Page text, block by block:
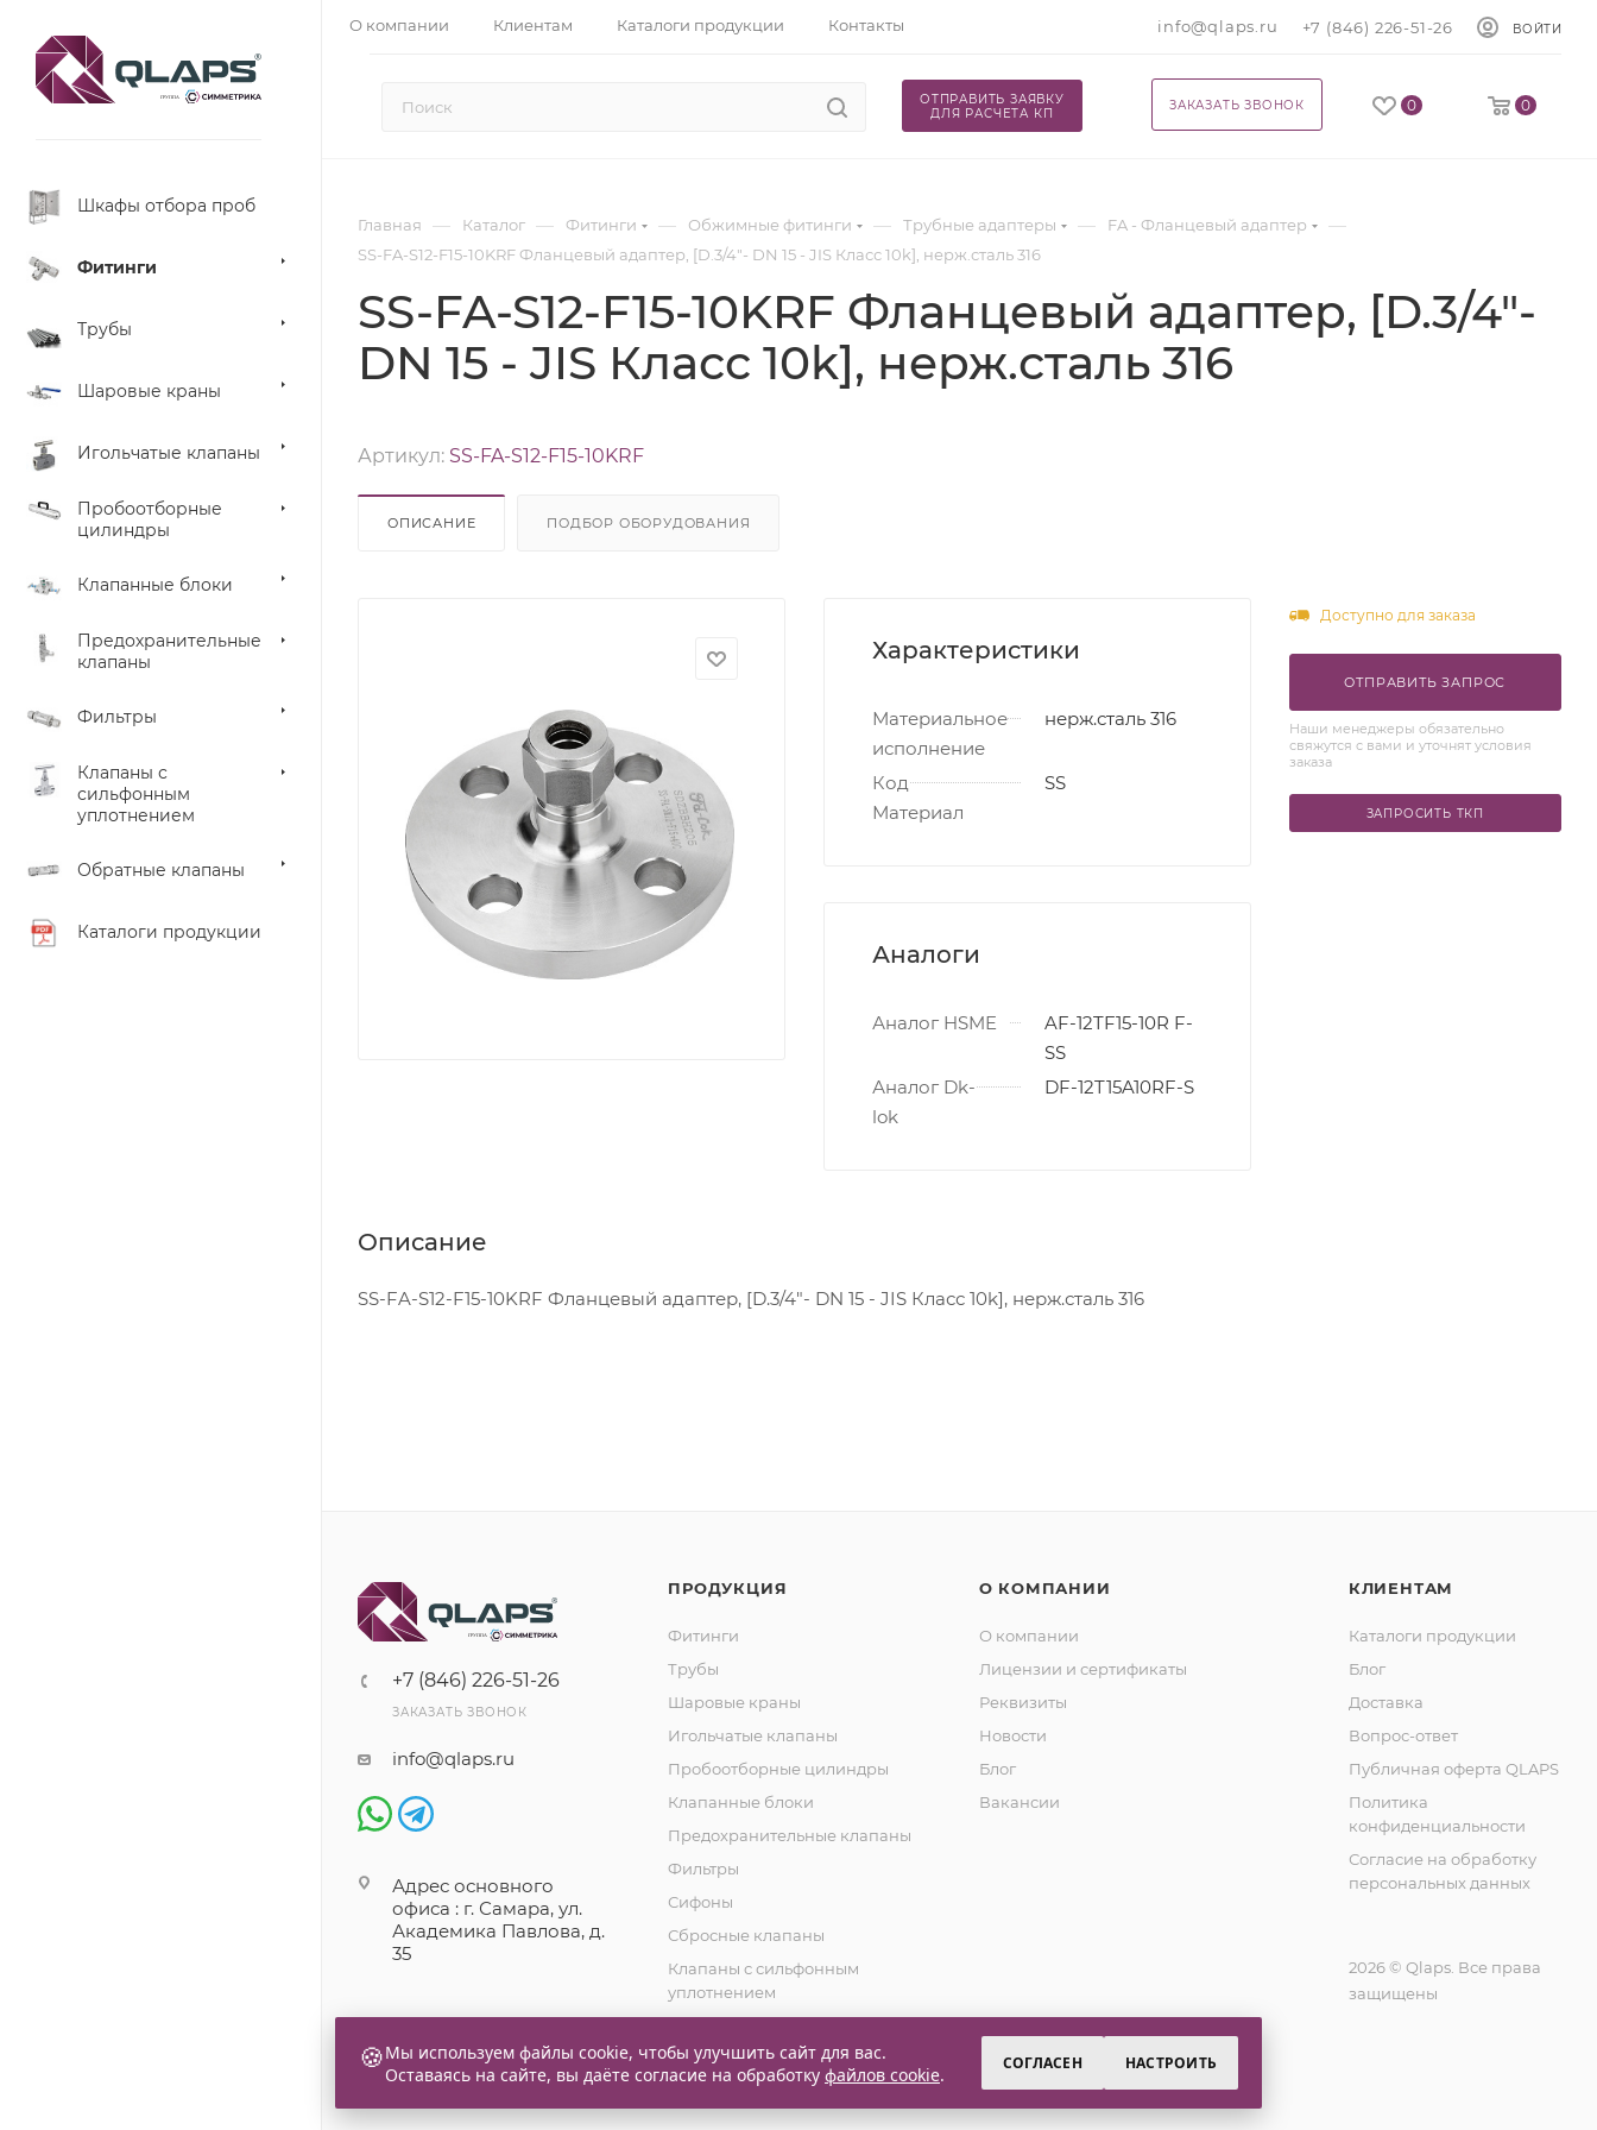
О компании Клиентам Каталоги продукции Контакты info@qlaps.ru +7 (846) 226-51-26 ВОЙТИ
0 0
ЗАКАЗАТЬ ЗВОНОК
ОТПРАВИТЬ ЗАЯВКУ
ДЛЯ РАСЧЕТА КП
Шкафы отбора проб
Фитинги
Трубы
Шаровые краны
Игольчатые клапаны
Пробоотборные
цилиндры
Клапанные блоки
Предохранительные
клапаны
Фильтры
Клапаны с
сильфонным
уплотнением
Обратные клапаны
Каталоги продукции
Главная — Каталог — Фитинги — Обжимные фитинги — Трубные адаптеры — FA - Фланцевый адаптер —
SS-FA-S12-F15-10KRF Фланцевый адаптер, [D.3/4"- DN 15 - JIS Класс 10k], нерж.сталь 316
SS-FA-S12-F15-10KRF Фланцевый адаптер, [D.3/4"-
DN 15 - JIS Класс 10k], нерж.сталь 316
Артикул: SS-FA-S12-F15-10KRF
ОПИСАНИЕ ПОДБОР ОБОРУДОВАНИЯ
Характеристики
Материальное
исполнение
нерж.сталь 316
Код
Материал
SS
Аналоги
Аналог HSME
AF-12TF15-10R F-
SS
Аналог Dk-
lok
DF-12T15A10RF-S
Описание
SS-FA-S12-F15-10KRF Фланцевый адаптер, [D.3/4"- DN 15 - JIS Класс 10k], нерж.сталь 316
Доступно для заказа
ОТПРАВИТЬ ЗАПРОС
Наши менеджеры обязательно
свяжутся с вами и уточнят условия
заказа
ЗАПРОСИТЬ ТКП
+7 (846) 226-51-26
ЗАКАЗАТЬ ЗВОНОК
info@qlaps.ru
Адрес основного
офиса : г. Самара, ул.
Академика Павлова, д.
35
ПРОДУКЦИЯ
Фитинги
Трубы
Шаровые краны
Игольчатые клапаны
Пробоотборные цилиндры
Клапанные блоки
Предохранительные клапаны
Фильтры
Сифоны
Сбросные клапаны
Клапаны с сильфонным
уплотнением
О КОМПАНИИ
О компании
Лицензии и сертификаты
Реквизиты
Новости
Блог
Вакансии
КЛИЕНТАМ
Каталоги продукции
Блог
Доставка
Вопрос-ответ
Публичная оферта QLAPS
Политика
конфиденциальности
Согласие на обработку
персональных данных
2026 © Qlaps. Все права
защищены
🍪Мы используем файлы cookie, чтобы улучшить сайт для вас.
Оставаясь на сайте, вы даёте согласие на обработку файлов cookie. СОГЛАСЕН НАСТРОИТЬ